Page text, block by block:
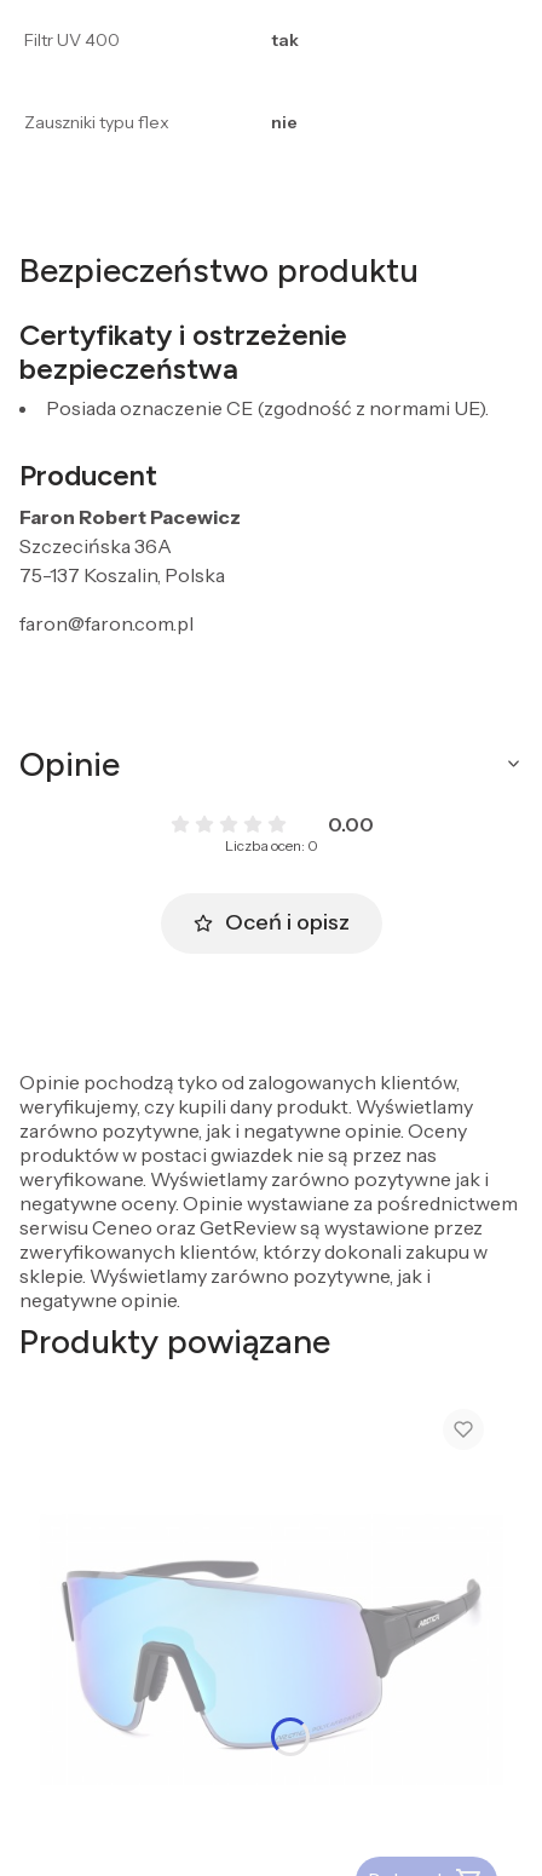
Filtr UV 400 tak
Zauszniki typu flex nie
Bezpieczeństwo produktu
Certyfikaty i ostrzeżenie
bezpieczeństwa
Posiada oznaczenie CE (zgodność z normami UE).
Producent
Faron Robert Pacewicz
Szczecińska 36A
75-137 Koszalin, Polska
faron@faron.com.pl
Opinie
0.00
Liczba ocen: 0
Oceń i opisz
Opinie pochodzą tyko od zalogowanych klientów,
weryfikujemy, czy kupili dany produkt. Wyświetlamy
zarówno pozytywne, jak i negatywne opinie. Oceny
produktów w postaci gwiazdek nie są przez nas
weryfikowane. Wyświetlamy zarówno pozytywne jak i
negatywne oceny. Opinie wystawiane za pośrednictwem
serwisu Ceneo oraz GetReview są wystawione przez
zweryfikowanych klientów, którzy dokonali zakupu w
sklepie. Wyświetlamy zarówno pozytywne, jak i
negatywne opinie.
Produkty powiązane